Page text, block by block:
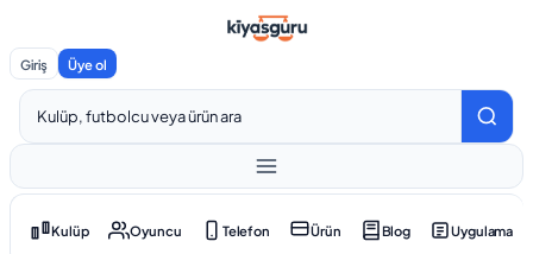
Giriş Üye ol
Kulüp Oyuncu Telefon Ürün Blog Uygulama